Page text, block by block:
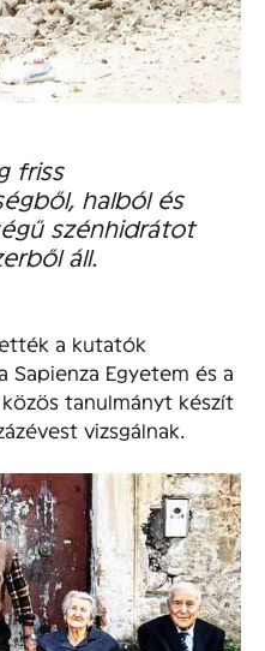
friss
halból és
szénhidrátot
áll.
a kutatók
Sapienza Egyetem és a
tanulmányt készít
vizsgálnak.